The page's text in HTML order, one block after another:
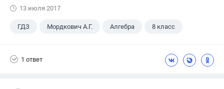
13 июля 2017
ГДЗ Мордкович А.Г. Алгебра 8 класс
1 ответ